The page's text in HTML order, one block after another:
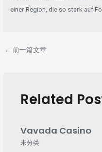
einer Region, die so stark auf
← 前一篇文章
Related
Vavada Casino
未分类